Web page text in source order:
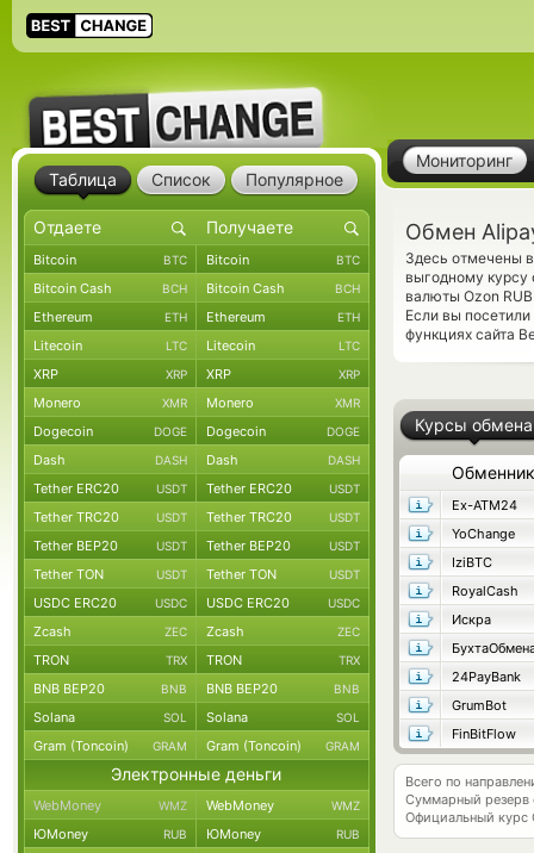
Мониторинг
Обмен
Здесь отмечены
выгодному курсу
валюты Ozon
Если вы
функциях сайта
Курсы обмена
Обменник
Ex-ATM24
YoChange
IziBTC
RoyalCash
Искра
24PayBank
GrumBot
FinBitFlow
Всего по
Суммарный резерв
Официальный курс
Таблица Список Популярное
Bitcoin BTC Bitcoin BTC
Bitcoin Cash BCH Bitcoin Cash BCH
Ethereum ETH Ethereum ETH
Litecoin LTC Litecoin LTC
XRP XRP XRP XRP
Monero XMR Monero XMR
Dogecoin DOGE Dogecoin DOGE
Dash DASH Dash DASH
Tether ERC20 USDT Tether ERC20 USDT
Tether TRC20 USDT Tether TRC20 USDT
Tether BEP20 USDT Tether BEP20 USDT
Tether TON USDT Tether TON USDT
USDC ERC20 USDC USDC ERC20 USDC
Zcash ZEC Zcash ZEC
TRON TRX TRON TRX
BNB BEP20 BNB BNB BEP20 BNB
Solana SOL Solana SOL
Gram (Toncoin) GRAM Gram (Toncoin) GRAM
Электронные деньги
WebMoney WMZ WebMoney WMZ
ЮMoney RUB ЮMoney RUB